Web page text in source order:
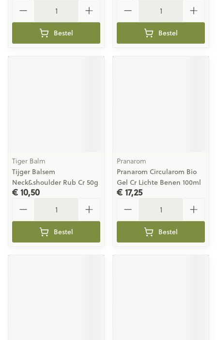
Bestel Bestel
Tiger Balm
Tijger Balsem
Neck&shoulder Rub Cr 50g
€ 10,50
Bestel
Pranarom
Pranarom Circularom Bio
Gel Cr Lichte Benen 100ml
€ 17,25
Bestel